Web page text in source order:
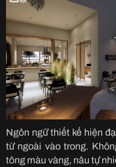
Ngôn ngữ thiết kế hiện
từ ngoài vào trong.
tông màu vàng, nâu tự